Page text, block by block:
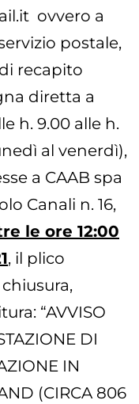
ovvero a
postale,
recapito
diretta a
h. 9.00 alle h.
al venerdì),
a CAAB spa
Canali n. 16,
le ore 12:00
, il plico
“AVVISO
DI
IN
(CIRCA 806